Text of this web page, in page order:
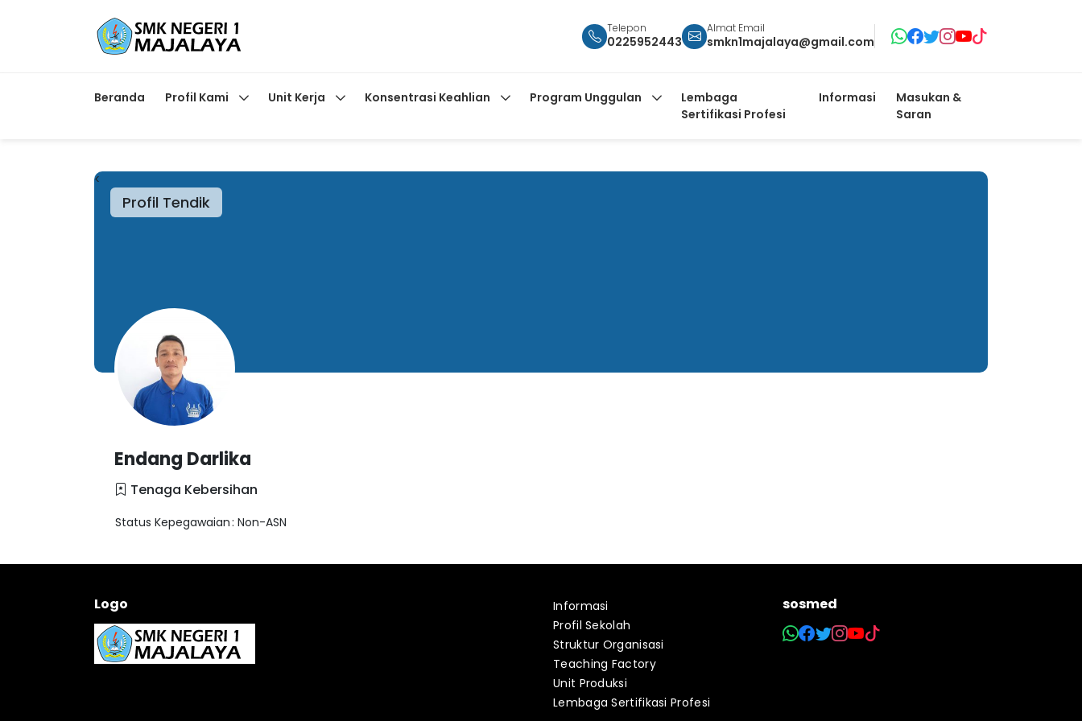
Telepon
0225952443
Almat Email
smkn1majalaya@gmail.com
Beranda Profil Kami Unit Kerja Konsentrasi Keahlian Program Unggulan
Lembaga
Sertifikasi Profesi
Informasi
Masukan &
Saran
Profil Tendik
<
Endang Darlika
Tenaga Kebersihan
Status Kepegawaian: Non-ASN
Logo
Informasi
Profil Sekolah
Struktur Organisasi
Teaching Factory
Unit Produksi
Lembaga Sertifikasi Profesi
sosmed